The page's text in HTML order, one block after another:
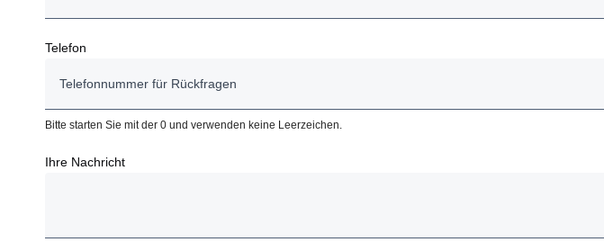
Telefon
Bitte starten Sie mit der 0 und verwenden keine Leerzeichen.
Ihre Nachricht